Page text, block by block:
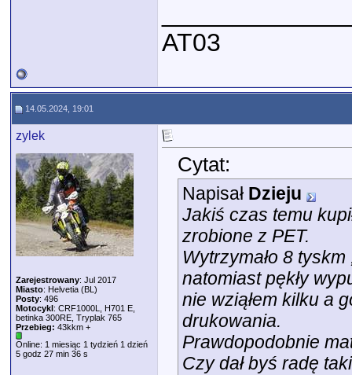
AT03
14.05.2024, 19:01
zylek
Zarejestrowany: Jul 2017
Miasto: Helvetia (BL)
Posty: 496
Motocykl: CRF1000L, H701 E,
betinka 300RE, Tryplak 765
Przebieg: 43kkm +
Online: 1 miesiąc 1 tydzień 1 dzień
5 godz 27 min 36 s
Cytat:
Napisał Dzieju
Jakiś czas temu
zrobione z PET.
Wytrzymało 8
natomiast pękły
nie wziąłem kilku a
drukowania.
Prawdopodobnie
Czy dał byś radę